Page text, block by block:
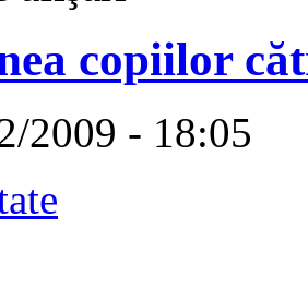
copiilor
2009 - 18:05